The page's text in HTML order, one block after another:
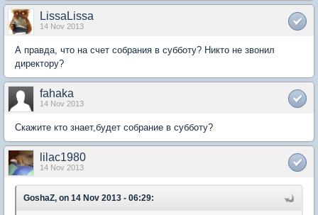
LissaLissa
14 Nov 2013
А правда, что на счет собрания в субботу? Никто не звонил
директору?
fahaka
14 Nov 2013
Скажите кто знает,будет собрание в субботу?
lilac1980
14 Nov 2013
GoshaZ, on 14 Nov 2013 - 06:29: